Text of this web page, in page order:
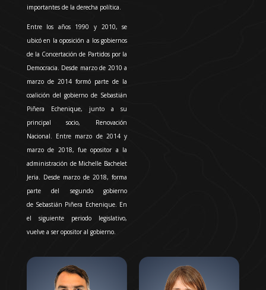
importantes de la derecha política.
Entre los años 1990 y 2010, se
ubicó en la oposición a los gobiernos
de la Concertación de Partidos por la
Democracia. Desde marzo de 2010 a
marzo de 2014 formó parte de la
coalición del gobierno de Sebastián
Piñera Echenique, junto a su
principal socio, Renovación
Nacional. Entre marzo de 2014 y
marzo de 2018, fue opositor a la
administración de Michelle Bachelet
Jeria. Desde marzo de 2018, forma
parte del segundo gobierno
de Sebastián Piñera Echenique. En
el siguiente periodo legislativo,
vuelve a ser opositor al gobierno.